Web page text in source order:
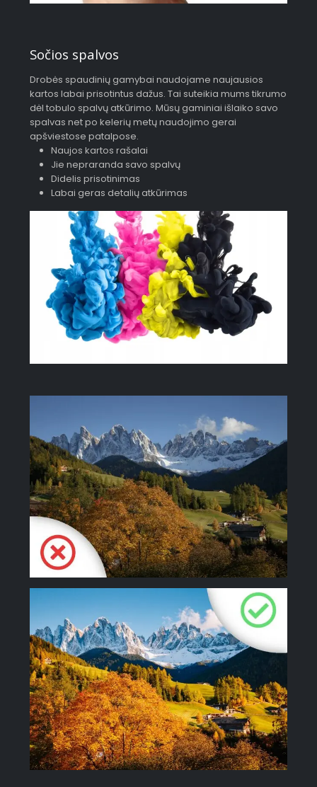
Sočios spalvos
Drobės spaudinių gamybai naudojame naujausios
kartos labai prisotintus dažus. Tai suteikia mums tikrumo
dėl tobulo spalvų atkūrimo. Mūsų gaminiai išlaiko savo
spalvas net po kelerių metų naudojimo gerai
apšviestose patalpose.
Naujos kartos rašalai
Jie nepraranda savo spalvų
Didelis prisotinimas
Labai geras detalių atkūrimas